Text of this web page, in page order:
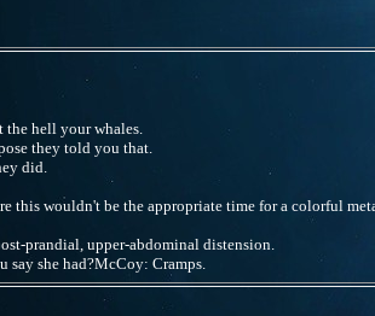
the hell your whales.
they told you that.
did.
this wouldn't be the appropriate time for a colorful
prandial, upper-abdominal distension.
say she had?McCoy: Cramps.